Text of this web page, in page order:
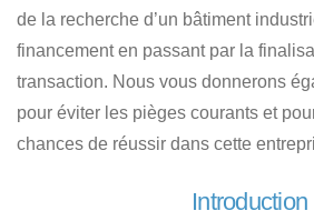
de la recherche d’un bâtiment
financement en passant par la
transaction. Nous vous donnerons
pour éviter les pièges courants et
chances de réussir dans cette
Introduction